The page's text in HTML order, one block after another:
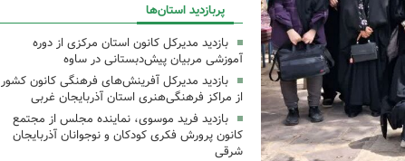
پربازدید استان‌ها
بازدید مدیرکل کانون استان مرکزی از دوره
آموزشی مربیان پیش‌دبستانی در ساوه
بازدید مدیرکل آفرینش‌های فرهنگی کانون کشور
از مراکز فرهنگی‌هنری استان آذربایجان غربی
بازدید فرید موسوی، نماینده مجلس از مجتمع
کانون پرورش فکری کودکان و نوجوانان آذربایجان
شرقی